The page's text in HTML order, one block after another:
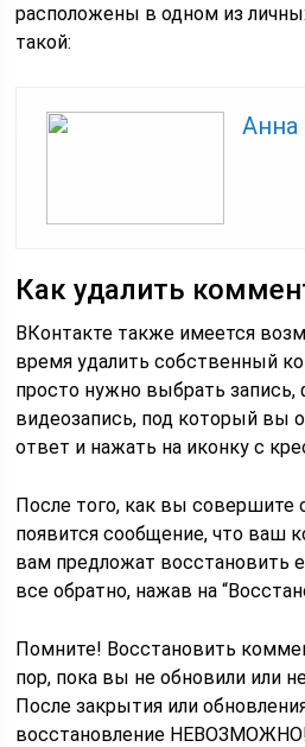
расположены в одном из
такой:
Анна
Как удалить
ВКонтакте также имеется
время удалить собственный
просто нужно выбрать
видеозапись, под который вы
ответ и нажать на иконку с
После того, как вы совершите
появится сообщение, что ваш
вам предложат восстановить
все обратно, нажав на
Помните! Восстановить
пор, пока вы не обновили или
После закрытия или
восстановление